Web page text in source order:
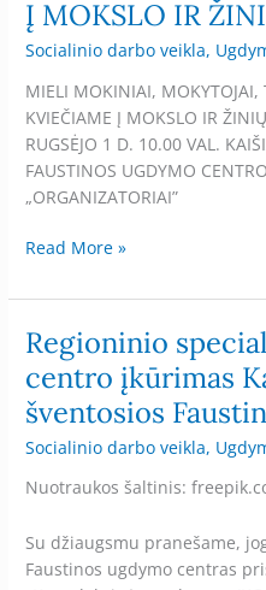
Į MOKSLO IR
Socialinio darbo veikla,
MIELI MOKINIAI, MOKYTOJAI,
KVIEČIAME Į MOKSLO IR
RUGSĖJO 1 D. 10.00 VAL.
FAUSTINOS UGDYMO
„ORGANIZATORIAI”
Read More »
Regioninio
centro įkūrimas
šventosios
Socialinio darbo veikla,
Nuotraukos šaltinis:
Su džiaugsmu pranešame,
Faustinos ugdymo centras
Regioninio
specialiojo
ugdymo
centro
įkūrimas
šventosios
ugdymo
centre